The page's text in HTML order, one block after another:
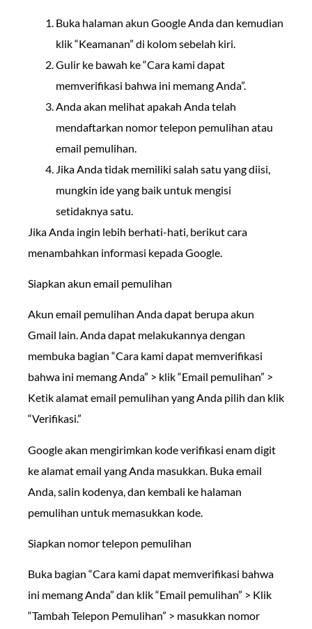
Buka halaman akun Google Anda dan kemudian
klik “Keamanan” di kolom sebelah kiri.
Gulir ke bawah ke “Cara kami dapat
memverifikasi bahwa ini memang Anda”.
Anda akan melihat apakah Anda telah
mendaftarkan nomor telepon pemulihan atau
email pemulihan.
Jika Anda tidak memiliki salah satu yang diisi,
mungkin ide yang baik untuk mengisi
setidaknya satu.
Jika Anda ingin lebih berhati-hati, berikut cara
menambahkan informasi kepada Google.
Siapkan akun email pemulihan
Akun email pemulihan Anda dapat berupa akun
Gmail lain. Anda dapat melakukannya dengan
membuka bagian “Cara kami dapat memverifikasi
bahwa ini memang Anda” > klik “Email pemulihan” >
Ketik alamat email pemulihan yang Anda pilih dan klik
“Verifikasi.”
Google akan mengirimkan kode verifikasi enam digit
ke alamat email yang Anda masukkan. Buka email
Anda, salin kodenya, dan kembali ke halaman
pemulihan untuk memasukkan kode.
Siapkan nomor telepon pemulihan
Buka bagian “Cara kami dapat memverifikasi bahwa
ini memang Anda” dan klik “Email pemulihan” > Klik
“Tambah Telepon Pemulihan” > masukkan nomor